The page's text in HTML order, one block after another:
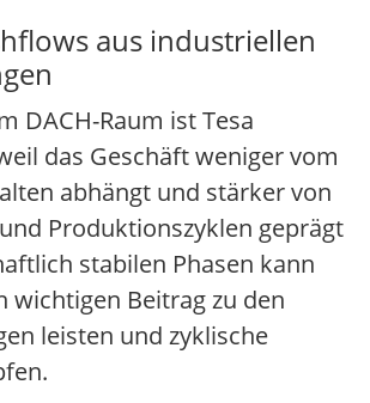
aus industriellen
DACH-Raum ist Tesa
das Geschäft weniger vom
abhängt und stärker von
Produktionszyklen geprägt
stabilen Phasen kann
wichtigen Beitrag zu den
leisten und zyklische